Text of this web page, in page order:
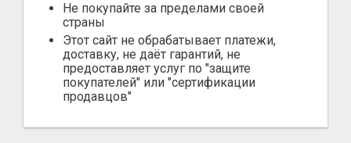
Не покупайте за пределами своей
страны
Этот сайт не обрабатывает платежи,
доставку, не даёт гарантий, не
предоставляет услуг по "защите
покупателей" или "сертификации
продавцов"